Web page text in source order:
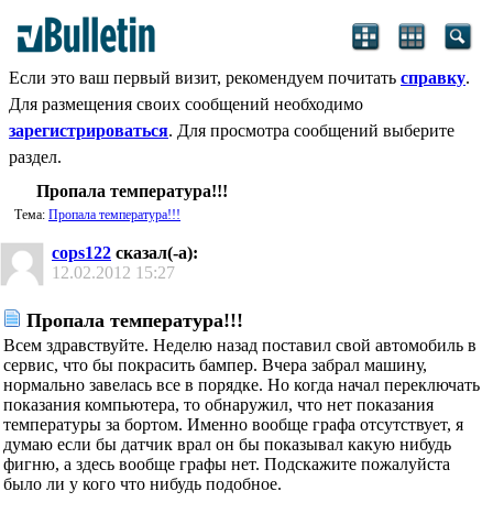
Если это ваш первый визит, рекомендуем почитать справку.
Для размещения своих сообщений необходимо
зарегистрироваться. Для просмотра сообщений выберите
раздел.
Пропала температура!!!
Тема: Пропала температура!!!
cops122 сказал(-а):
12.02.2012 15:27
Пропала температура!!!
Всем здравствуйте. Неделю назад поставил свой автомобиль в
сервис, что бы покрасить бампер. Вчера забрал машину,
нормально завелась все в порядке. Но когда начал переключать
показания компьютера, то обнаружил, что нет показания
температуры за бортом. Именно вообще графа отсутствует, я
думаю если бы датчик врал он бы показывал какую нибудь
фигню, а здесь вообще графы нет. Подскажите пожалуйста
было ли у кого что нибудь подобное.